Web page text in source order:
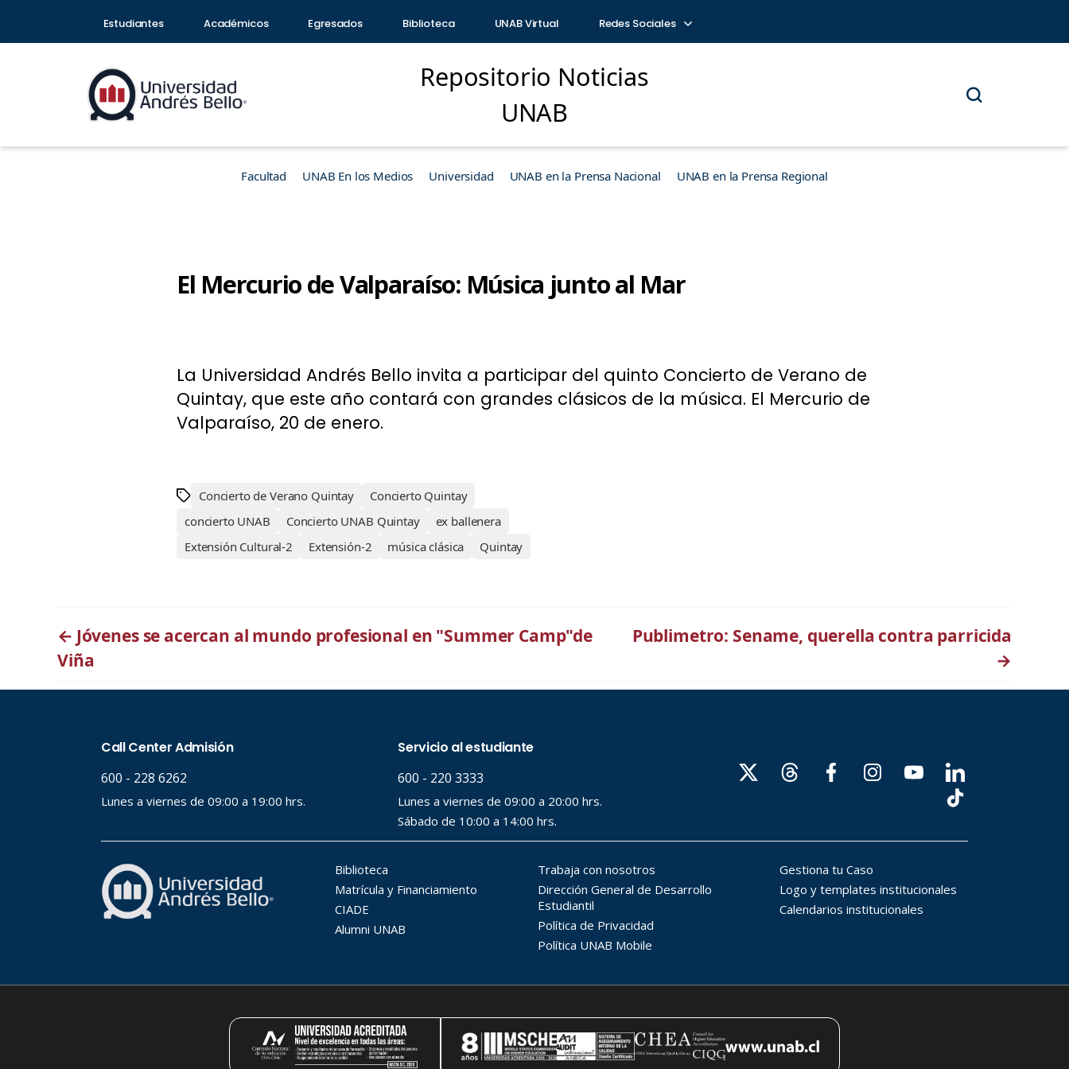
Estudiantes Académicos Egresados Biblioteca UNAB Virtual Redes Sociales
Repositorio Noticias
UNAB
Facultad UNAB En los Medios Universidad UNAB en la Prensa Nacional UNAB en la Prensa Regional
El Mercurio de Valparaíso: Música junto al Mar
La Universidad Andrés Bello invita a participar del quinto Concierto de Verano de
Quintay, que este año contará con grandes clásicos de la música. El Mercurio de
Valparaíso, 20 de enero.
Concierto de Verano Quintay
Concierto Quintay
concierto UNAB
Concierto UNAB Quintay
ex ballenera
Extensión Cultural-2
Extensión-2 música clásica Quintay
← Jóvenes se acercan al mundo profesional en "Summer Camp"de
Viña
Publimetro: Sename, querella contra parricida
→